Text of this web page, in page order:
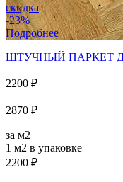
скидка
-23%
Подробнее
ШТУЧНЫЙ ПАРКЕТ
2200 ₽
2870 ₽
за м2
1 м2 в упаковке
2200 ₽